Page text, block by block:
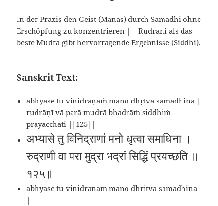
In der Praxis den Geist (Manas) durch Samadhi ohne
Erschöpfung zu konzentrieren | – Rudrani als das
beste Mudra gibt hervorragende Ergebnisse (Siddhi).
Sanskrit Text:
abhyāse tu vinidrāṇāṁ mano dhṛtvā samādhinā |
rudrāṇī vā parā mudrā bhadrāṁ siddhiṁ
prayacchati ||125||
अभ्यासे तु विनिद्राणां मनो धृत्वा समाधिना ।
रुद्राणी वा परा मुद्रा भद्रां सिद्धिं प्रयच्छति ॥
१२५॥
abhyase tu vinidranam mano dhritva samadhina
|